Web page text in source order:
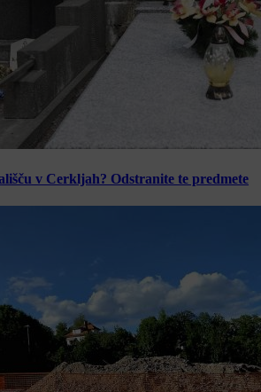
v Cerkljah? Odstranite te predmete